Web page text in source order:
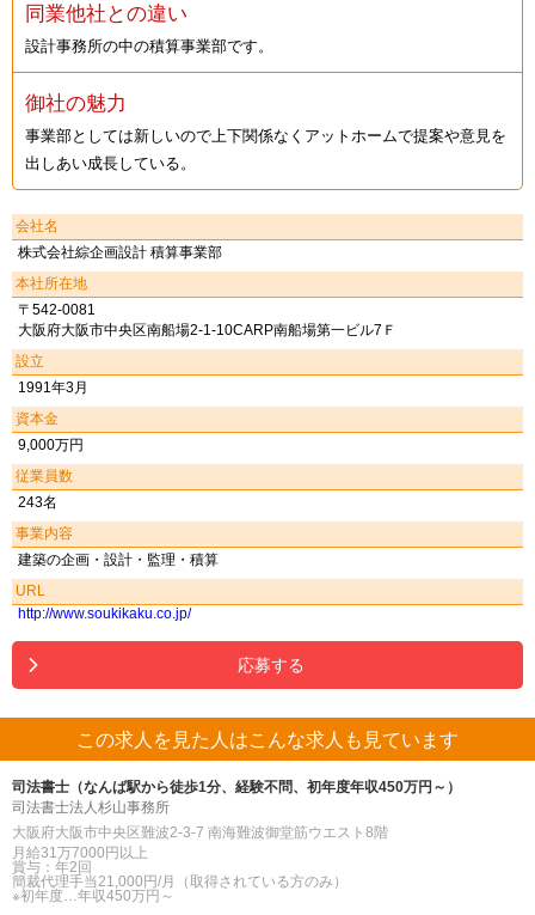
同業他社との違い
設計事務所の中の積算事業部です。
御社の魅力
事業部としては新しいので上下関係なくアットホームで提案や意見を
出しあい成長している。
会社名
株式会社綜企画設計 積算事業部
本社所在地
〒542-0081
大阪府大阪市中央区南船場2-1-10CARP南船場第一ビル7Ｆ
設立
1991年3月
資本金
9,000万円
従業員数
243名
事業内容
建築の企画・設計・監理・積算
URL
http://www.soukikaku.co.jp/
応募する
この求人を見た人はこんな求人も見ています
司法書士（なんば駅から徒歩1分、経験不問、初年度年収450万円～）
司法書士法人杉山事務所
大阪府大阪市中央区難波2-3-7 南海難波御堂筋ウエスト8階
月給31万7000円以上
賞与：年2回
簡裁代理手当21,000円/月（取得されている方のみ）
※初年度…年収450万円～